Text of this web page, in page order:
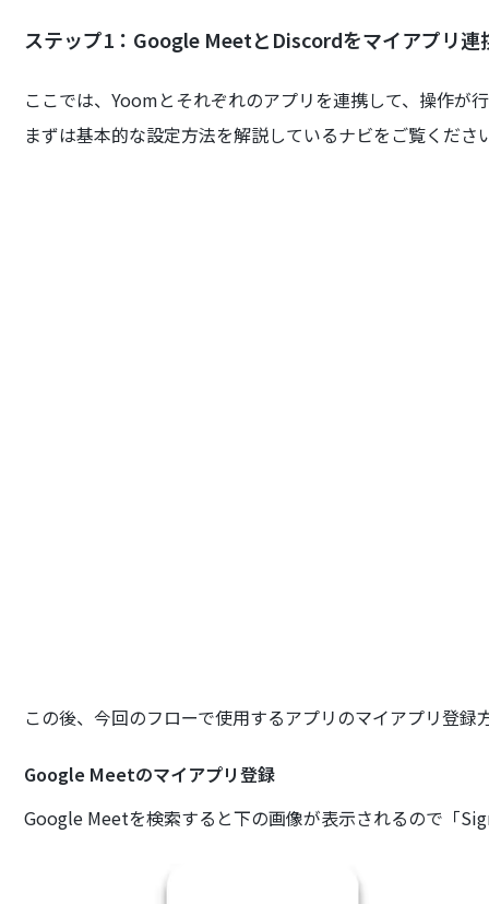
ステップ1：Google MeetとDiscordをマイアプリ連
ここでは、Yoomとそれぞれのアプリを連携して、操作が
まずは基本的な設定方法を解説しているナビをご覧くださ
この後、今回のフローで使用するアプリのマイアプリ登録
Google Meetのマイアプリ登録
Google Meetを検索すると下の画像が表示されるので「